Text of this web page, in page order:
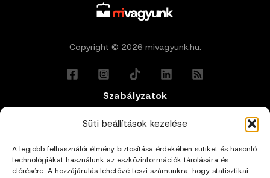
Süti beállítások kezelése
A legjobb felhasználói élmény biztosítása érdekében sütiket és hasonló
technológiákat használunk az eszközinformációk tárolására és
elérésére. A hozzájárulás lehetővé teszi számunkra, hogy statisztikai
Copyright © 2026 mivagyunk.hu.
Szabályzatok
Általános Felhasználási Feltételek
Adatkezelési Tájékoztató